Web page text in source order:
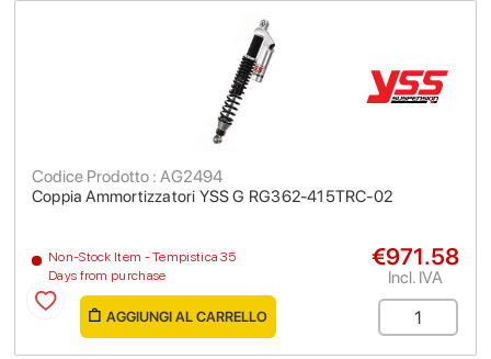
Coppia Ammortizzatori YSS G RG362-415TRC-02
Codice Prodotto : AG2494
Non-Stock Item - Tempistica 35
Days from purchase
€971.58
Incl. IVA
AGGIUNGI AL CARRELLO